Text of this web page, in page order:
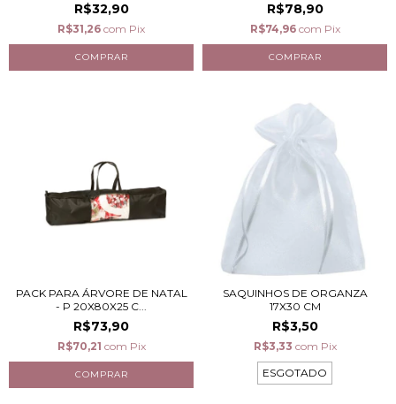
R$32,90
R$31,26 com Pix
R$78,90
R$74,96 com Pix
PACK PARA ÁRVORE DE NATAL
- P 20X80X25 C...
R$73,90
R$70,21 com Pix
SAQUINHOS DE ORGANZA
17X30 CM
R$3,50
R$3,33 com Pix
ESGOTADO